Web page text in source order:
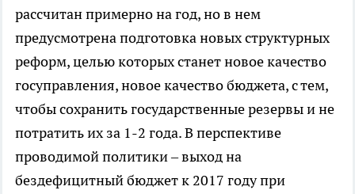
рассчитан примерно на год, но в нем
предусмотрена подготовка новых структурных
реформ, целью которых станет новое качество
госуправления, новое качество бюджета, с тем,
чтобы сохранить государственные резервы и не
потратить их за 1-2 года. В перспективе
проводимой политики – выход на
бездефицитный бюджет к 2017 году при